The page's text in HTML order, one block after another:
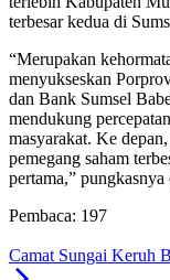
terbesar kedua di
“Merupakan
menyukseskan
dan Bank Sumsel
mendukung
masyarakat. Ke
pemegang saham
pertama,” pungkasnya
Pembaca: 197
Camat Sungai Keruh